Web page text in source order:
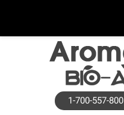
1-700-557-800